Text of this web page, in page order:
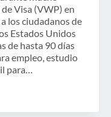
Visa (VWP) en
los ciudadanos de
Estados Unidos
de hasta 90 días
empleo, estudio
para…